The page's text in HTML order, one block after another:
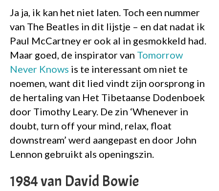
Ja ja, ik kan het niet laten. Toch een nummer
van The Beatles in dit lijstje – en dat nadat ik
Paul McCartney er ook al in gesmokkeld had.
Maar goed, de inspirator van Tomorrow
Never Knows is te interessant om niet te
noemen, want dit lied vindt zijn oorsprong in
de hertaling van Het Tibetaanse Dodenboek
door Timothy Leary. De zin ‘Whenever in
doubt, turn off your mind, relax, float
downstream’ werd aangepast en door John
Lennon gebruikt als openingszin.
1984 van David Bowie